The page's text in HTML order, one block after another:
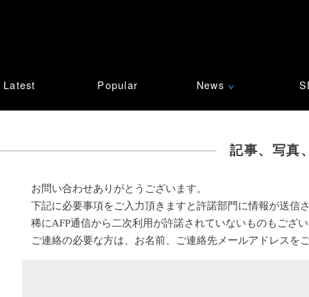
Latest Popular News ∨
記事、写真
お問い合わせありがとうございます。
下記に必要事項をご入力頂きますと許諾部門に情報が送信
稀にAFP通信から二次利用が許諾されていないものもござ
ご連絡の必要な方は、お名前、ご連絡先メールアドレスを